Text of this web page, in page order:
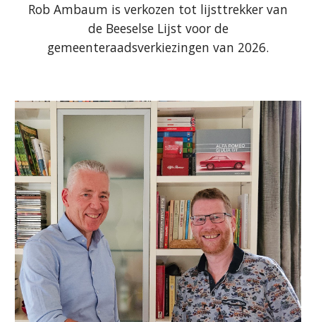
Rob Ambaum is verkozen tot lijsttrekker van
de Beeselse Lijst voor de
gemeenteraadsverkiezingen van 2026.